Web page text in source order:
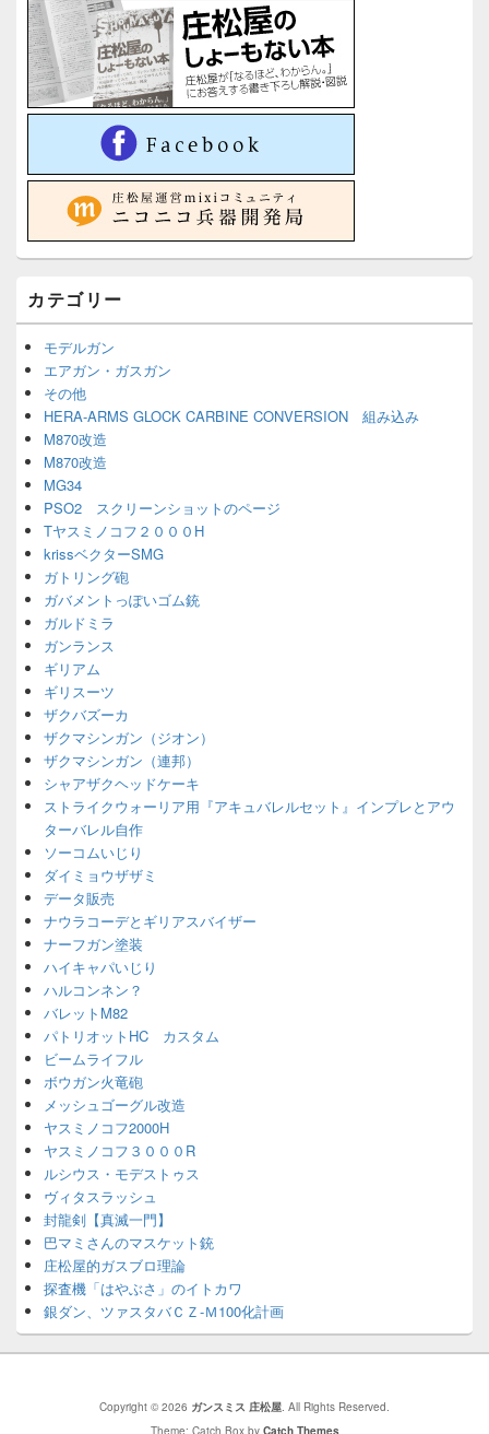
カテゴリー
モデルガン
エアガン・ガスガン
その他
HERA-ARMS GLOCK CARBINE CONVERSION 組み込み
M870改造
M870改造
MG34
PSO2 スクリーンショットのページ
Tヤスミノコフ２０００H
krissベクターSMG
ガトリング砲
ガバメントっぽいゴム銃
ガルドミラ
ガンランス
ギリアム
ギリスーツ
ザクバズーカ
ザクマシンガン（ジオン）
ザクマシンガン（連邦）
シャアザクヘッドケーキ
ストライクウォーリア用『アキュバレルセット』インプレとアウ
ターバレル自作
ソーコムいじり
ダイミョウザザミ
データ販売
ナウラコーデとギリアスバイザー
ナーフガン塗装
ハイキャパいじり
ハルコンネン？
バレットM82
パトリオットHC カスタム
ビームライフル
ボウガン火竜砲
メッシュゴーグル改造
ヤスミノコフ2000H
ヤスミノコフ３０００R
ルシウス・モデストゥス
ヴィタスラッシュ
封龍剣【真滅一門】
巴マミさんのマスケット銃
庄松屋的ガスブロ理論
探査機「はやぶさ」のイトカワ
銀ダン、ツァスタバＣＺ-Ｍ100化計画
Copyright © 2026 ガンスミス 庄松屋. All Rights Reserved.
Theme: Catch Box by Catch Themes